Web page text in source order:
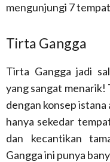
mengunjungi 7
Tirta Gangga
Tirta Gangga jadi
yang sangat menarik!
dengan konsep
hanya sekedar
dan kecantikan
Gangga ini punya